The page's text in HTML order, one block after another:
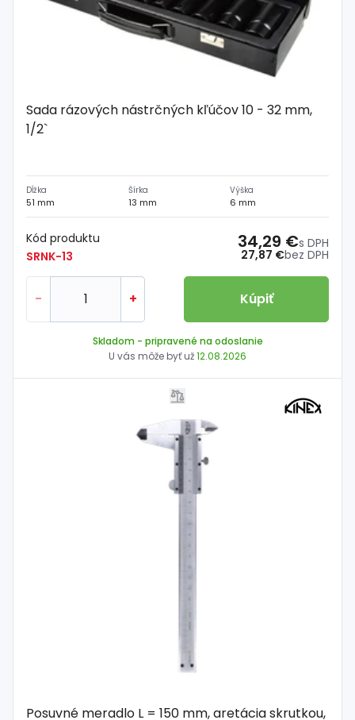
Sada rázových nástrčných kľúčov 10 - 32 mm,
1/2`
Dĺžka
51 mm
Šírka
13 mm
Výška
6 mm
Kód produktu
SRNK-13
27,87 €bez DPH
34,29 €s DPH
- + Kúpiť
Skladom - pripravené na odoslanie
U vás môže byť už12.08.2026
Posuvné meradlo L = 150 mm, aretácia skrutkou,